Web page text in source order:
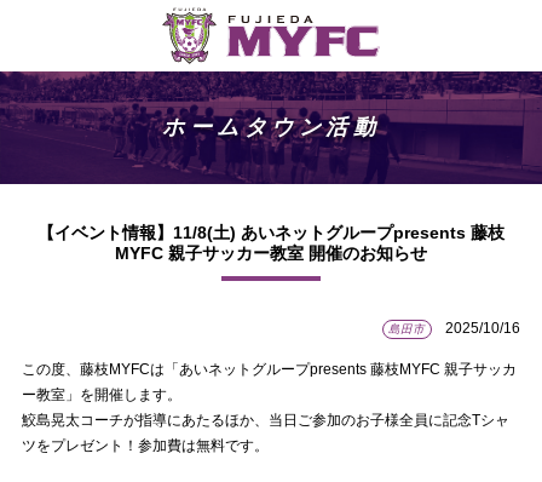
ホームタウン活動
【イベント情報】11/8(土) あいネットグループpresents 藤枝
MYFC 親子サッカー教室 開催のお知らせ
島田市 2025/10/16
この度、藤枝MYFCは「あいネットグループpresents 藤枝MYFC 親子サッカ
ー教室」を開催します。
鮫島晃太コーチが指導にあたるほか、当日ご参加のお子様全員に記念Tシャ
ツをプレゼント！参加費は無料です。